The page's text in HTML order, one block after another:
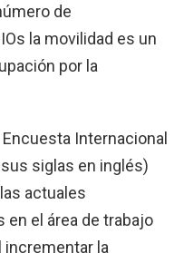
de
la movilidad es un
por la
Internacional
siglas en inglés)
actuales
el área de trabajo
incrementar la